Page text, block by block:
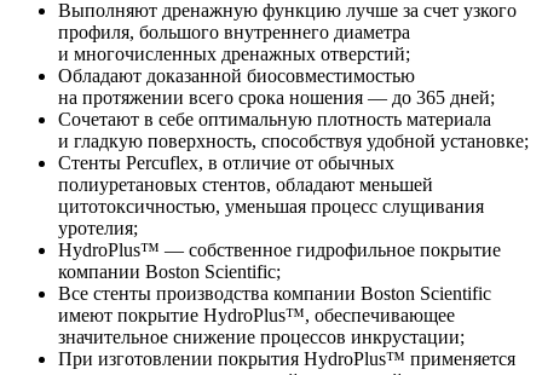
Выполняют дренажную функцию лучше за счет узкого
профиля, большого внутреннего диаметра
и многочисленных дренажных отверстий;
Обладают доказанной биосовместимостью
на протяжении всего срока ношения — до 365 дней;
Сочетают в себе оптимальную плотность материала
и гладкую поверхность, способствуя удобной установке;
Стенты Percuflex, в отличие от обычных
полиуретановых стентов, обладают меньшей
цитотоксичностью, уменьшая процесс слущивания
уротелия;
HydroPlus™ — собственное гидрофильное покрытие
компании Boston Scientific;
Все стенты производства компании Boston Scientific
имеют покрытие HydroPlus™, обеспечивающее
значительное снижение процессов инкрустации;
При изготовлении покрытия HydroPlus™ применяется